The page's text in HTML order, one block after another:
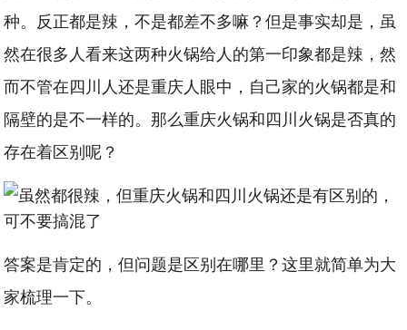
种。反正都是辣，不是都差不多嘛？但是事实却是，虽
然在很多人看来这两种火锅给人的第一印象都是辣，然
而不管在四川人还是重庆人眼中，自己家的火锅都是和
隔壁的是不一样的。那么重庆火锅和四川火锅是否真的
存在着区别呢？
答案是肯定的，但问题是区别在哪里？这里就简单为大
家梳理一下。